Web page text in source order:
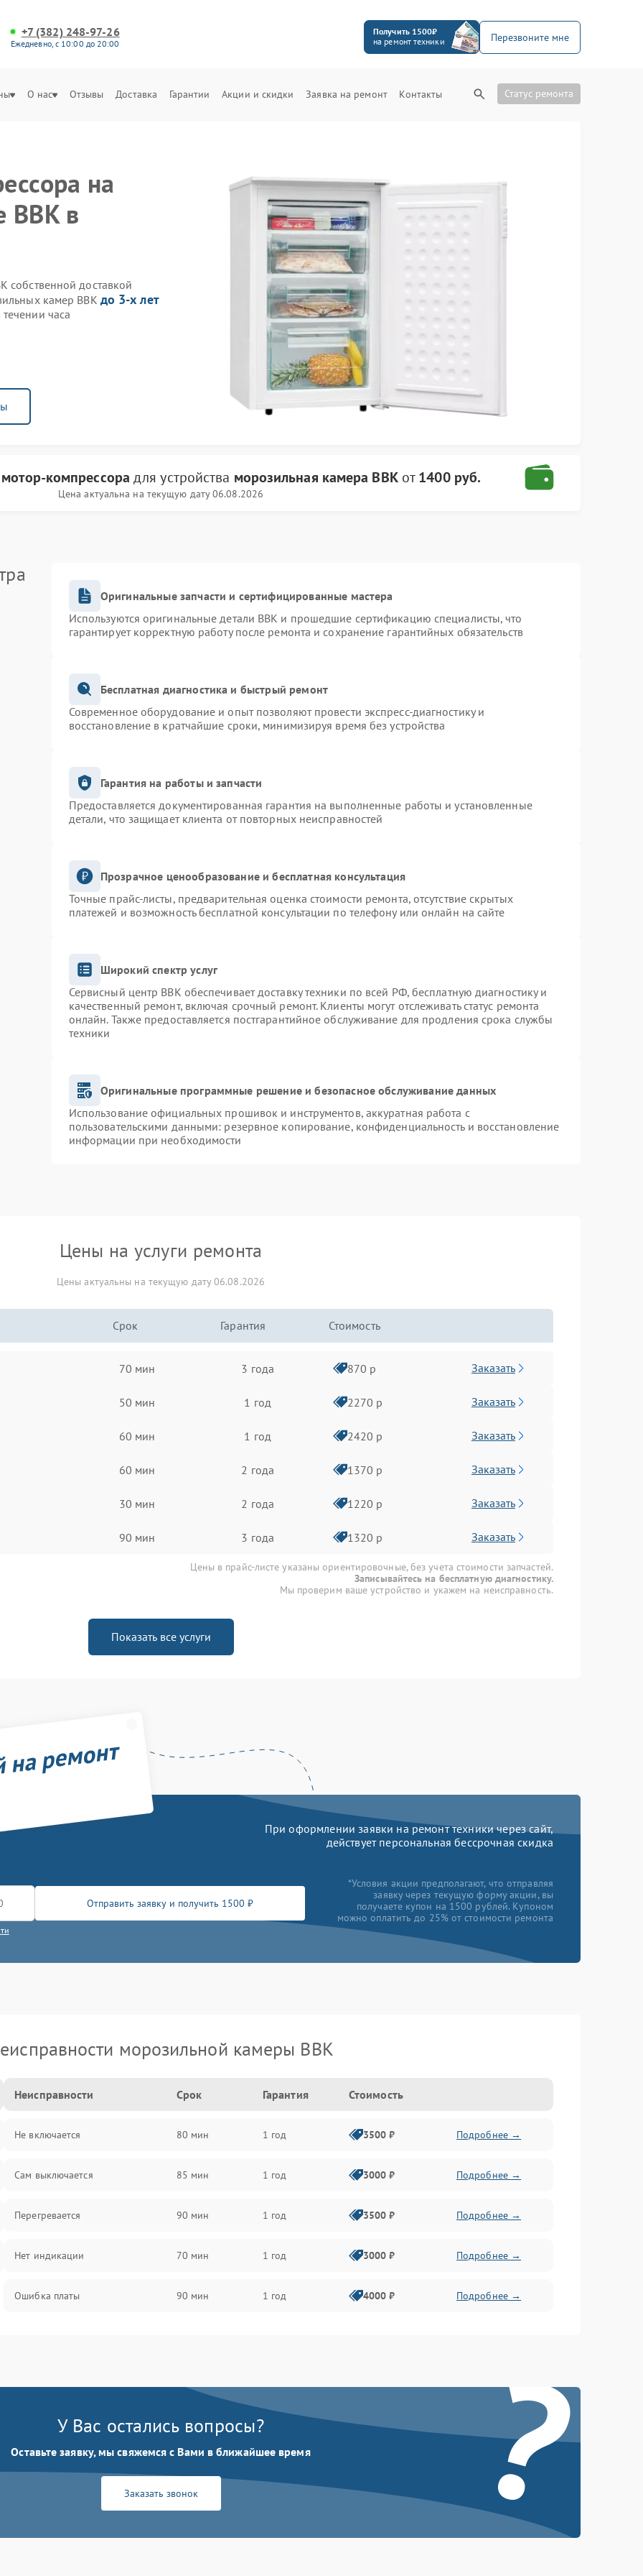
+7 (382) 248-97-26
Ежедневно, с 10:00 до 20:00
Получить 1500₽
на ремонт техники
Перезвоните мне
О нас Отзывы Доставка Гарантии Акции и скидки Заявка на ремонт Контакты Статус ремонта
на
BBK в
собственной доставкой
камер BBK до 3-х лет
часа
компрессора для устройства морозильная камера BBKот1400 руб.
Цена актуальна на текущую дату 06.08.2026
Оригинальные запчасти и сертифицированные мастера
Используются оригинальные детали BBK и прошедшие сертификацию специалисты, что
гарантирует корректную работу после ремонта и сохранение гарантийных обязательств
Бесплатная диагностика и быстрый ремонт
Современное оборудование и опыт позволяют провести экспресс-диагностику и
восстановление в кратчайшие сроки, минимизируя время без устройства
Гарантия на работы и запчасти
Предоставляется документированная гарантия на выполненные работы и установленные
детали, что защищает клиента от повторных неисправностей
Прозрачное ценообразование и бесплатная консультация
Точные прайс-листы, предварительная оценка стоимости ремонта, отсутствие скрытых
платежей и возможность бесплатной консультации по телефону или онлайн на сайте
Широкий спектр услуг
Сервисный центр BBK обеспечивает доставку техники по всей РФ, бесплатную диагностику и
качественный ремонт, включая срочный ремонт. Клиенты могут отслеживать статус ремонта
онлайн. Также предоставляется постгарантийное обслуживание для продления срока службы
техники
Оригинальные программные решение и безопасное обслуживание данных
Использование официальных прошивок и инструментов, аккуратная работа с
пользовательскими данными: резервное копирование, конфиденциальность и восстановление
информации при необходимости
Цены на услуги ремонта
Цены актуальны на текущую дату 06.08.2026
Срок Гарантия Стоимость
70 мин 3 года 870 р Заказать
50 мин 1 год 2270 р Заказать
60 мин 1 год 2420 р Заказать
60 мин 2 года 1370 р Заказать
30 мин 2 года 1220 р Заказать
90 мин 3 года 1320 р Заказать
Цены в прайс-листе указаны ориентировочные, без учета стоимости запчастей.
Записывайтесь на бесплатную диагностику.
Мы проверим ваше устройство и укажем на неисправность.
Показать все услуги
ремонт
При оформлении заявки на ремонт техники через сайт,
действует персональная бессрочная скидка
Отправить заявку и получить 1500 ₽
*Условия акции предполагают, что отправляя
заявку через текущую форму акции, вы
получаете купон на 1500 рублей. Купоном
можно оплатить до 25% от стоимости ремонта
морозильной камеры BBK
Неисправности Срок Гарантия Стоимость
Не включается 80 мин 1 год 3500 ₽ Подробнее →
Сам выключается 85 мин 1 год 3000 ₽ Подробнее →
Перегревается 90 мин 1 год 3500 ₽ Подробнее →
Нет индикации 70 мин 1 год 3000 ₽ Подробнее →
Ошибка платы 90 мин 1 год 4000 ₽ Подробнее →
?
У Вас остались вопросы?
Оставьте заявку, мы свяжемся с Вами в ближайшее время
Заказать звонок